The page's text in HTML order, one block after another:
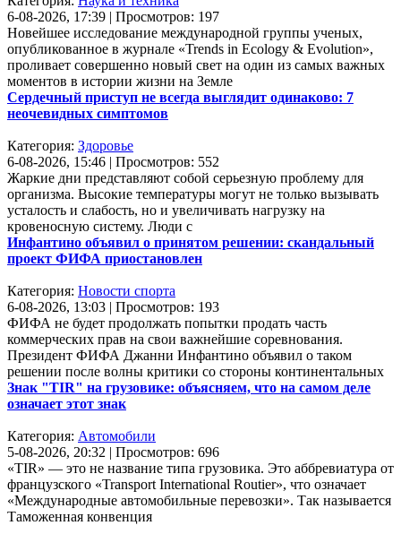
6-08-2026, 17:39 | Просмотров: 197
Новейшее исследование международной группы ученых,
опубликованное в журнале «Trends in Ecology & Evolution»,
проливает совершенно новый свет на один из самых важных
моментов в истории жизни на Земле
Сердечный приступ не всегда выглядит одинаково: 7
неочевидных симптомов
Категория: Здоровье
6-08-2026, 15:46 | Просмотров: 552
Жаркие дни представляют собой серьезную проблему для
организма. Высокие температуры могут не только вызывать
усталость и слабость, но и увеличивать нагрузку на
кровеносную систему. Люди с
Инфантино объявил о принятом решении: скандальный
проект ФИФА приостановлен
Категория: Новости спорта
6-08-2026, 13:03 | Просмотров: 193
ФИФА не будет продолжать попытки продать часть
коммерческих прав на свои важнейшие соревнования.
Президент ФИФА Джанни Инфантино объявил о таком
решении после волны критики со стороны континентальных
Знак "TIR" на грузовике: объясняем, что на самом деле
означает этот знак
Категория: Автомобили
5-08-2026, 20:32 | Просмотров: 696
«TIR» — это не название типа грузовика. Это аббревиатура от
французского «Transport International Routier», что означает
«Международные автомобильные перевозки». Так называется
Таможенная конвенция